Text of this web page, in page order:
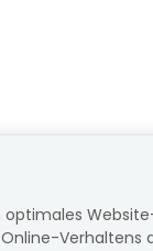
optimales
Verhaltens